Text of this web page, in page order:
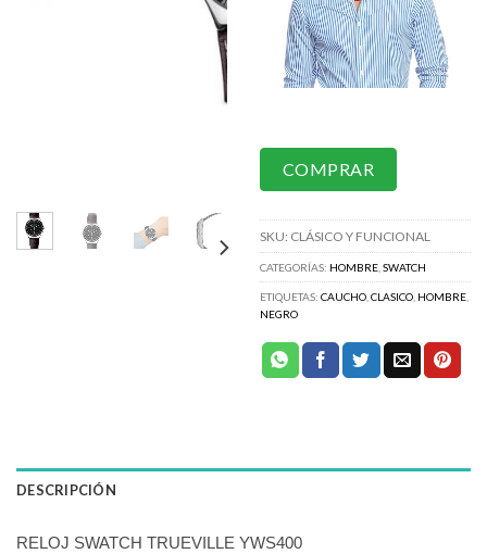
COMPRAR
SKU: CLÁSICO Y FUNCIONAL
CATEGORÍAS: HOMBRE SWATCH
ETIQUETAS: CAUCHO CLASICO HOMBRE
NEGRO
DESCRIPCIÓN
RELOJ SWATCH TRUEVILLE YWS400